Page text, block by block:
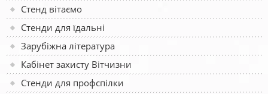
Стенд вітаємо
Стенди для їдальні
Зарубіжна література
Кабінет захисту Вітчизни
Стенди для профспілки